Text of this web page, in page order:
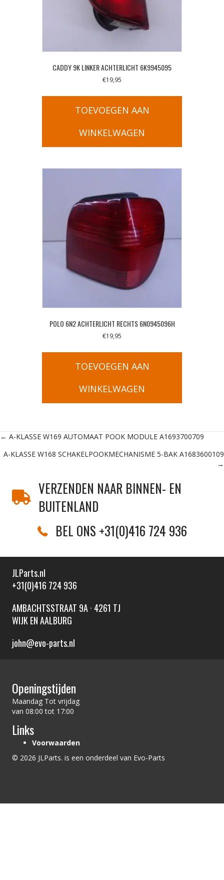
CADDY 9K LINKER ACHTERLICHT 6K9945095
€19,95
TOEVOEGEN AAN
WINKELWAGEN
POLO 6N2 ACHTERLICHT RECHTS 6N0945096H
€19,95
TOEVOEGEN AAN
WINKELWAGEN
Posts
navigation
← A-KLASSE W169 AUTOMAAT POOK MODULE A1693700709
A-KLASSE W168 SCHAKELPOOKMECHANISME 5-BAK A1683600109
→
VERZENDEN NAAR BINNEN- EN
BUITENLAND
BEL ONS +31(0)416 724 936
JLParts.nl
+31(0)416 724 936
AMBACHTSSTRAAT 9A · 4261 TJ
WIJK EN AALBURG
john@evo-parts.nl
Openingstijden
Maandag Tot vrijdag
van 08:00 tot 17:00
Links
Voorwaarden
© 2026 JLParts. is een onderdeel van Evo-Parts